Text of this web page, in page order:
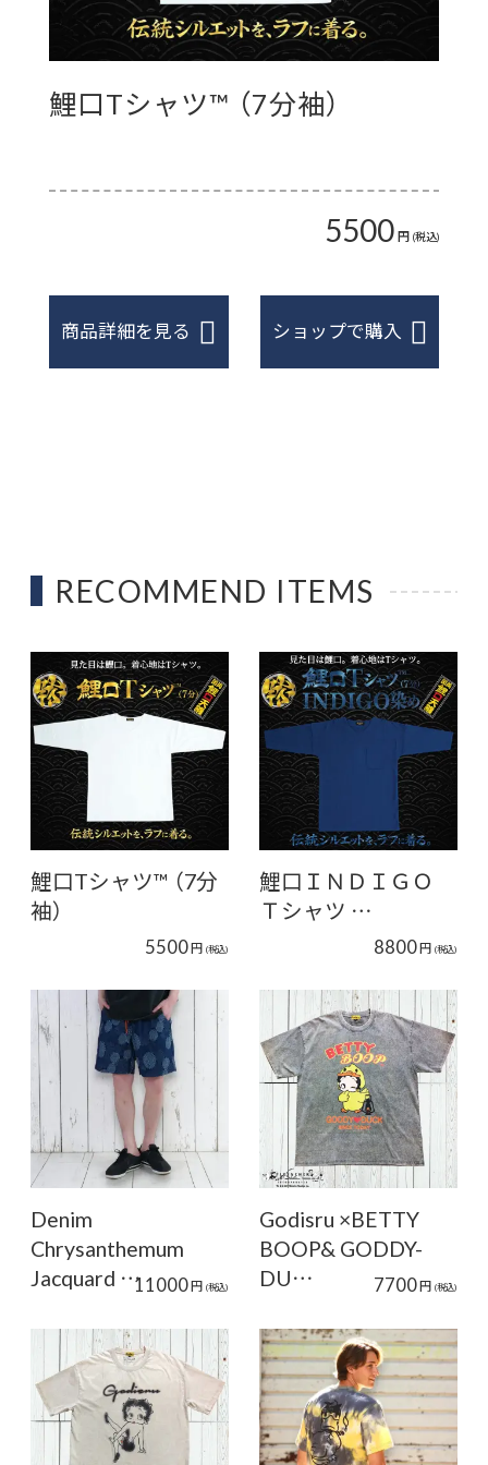
鯉口Tシャツ™ （7分袖）
5500円 (税込)
商品詳細を見る ショップで購入
RECOMMEND ITEMS
鯉口Tシャツ™ （7分
袖）
5500円 (税込)
鯉口ＩＮＤＩＧＯ
Ｔシャツ…
8800円 (税込)
Denim
Chrysanthemum
Jacquard …11000円 (税込)
Godisru ×BETTY
BOOP& GODDY-
DU…
7700円 (税込)